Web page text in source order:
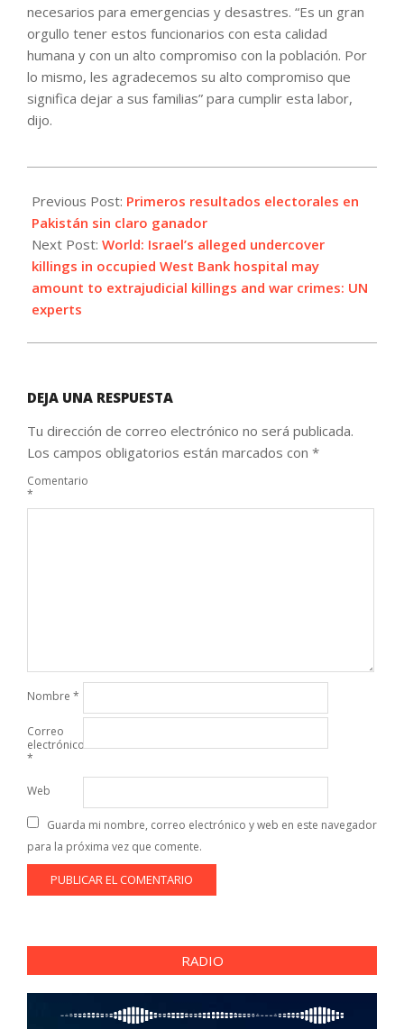
necesarios para emergencias y desastres. “Es un gran
orgullo tener estos funcionarios con esta calidad
humana y con un alto compromiso con la población. Por
lo mismo, les agradecemos su alto compromiso que
significa dejar a sus familias” para cumplir esta labor,
dijo.
02-
09
Previous Post: Primeros resultados electorales en
Pakistán sin claro ganador
Next Post: World: Israel’s alleged undercover
killings in occupied West Bank hospital may
amount to extrajudicial killings and war crimes: UN
experts
DEJA UNA RESPUESTA
Tu dirección de correo electrónico no será publicada.
Los campos obligatorios están marcados con *
Comentario
*
Nombre *
Correo
electrónico
*
Web
Guarda mi nombre, correo electrónico y web en este navegador
para la próxima vez que comente.
RADIO